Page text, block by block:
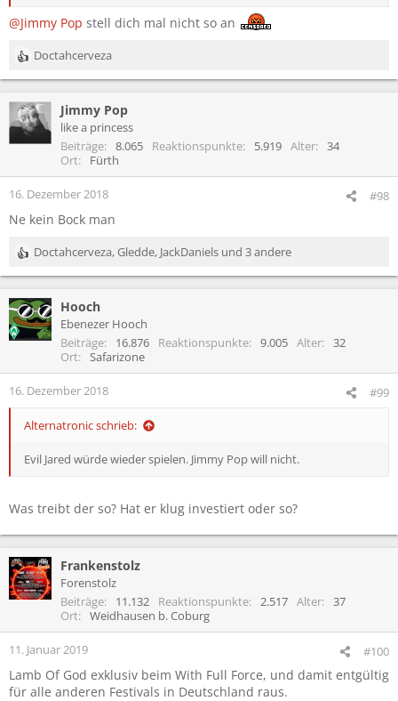
@Jimmy Pop stell dich mal nicht so an
R
e
k
t
i
n
e
:
Doctahcerveza
Jimmy Pop
like a princess
Beiträge
8.065 Reaktionspunkte 5.919 Alter
34
Ort
Fürth
16. Dezember 2018 #98
Ne kein Bock man
R
e
k
t
i
n
e
Doctahcerveza,Gledde, JackDaniels und 3 andere
Hooch
Ebenezer Hooch
Beiträge
16.876 Reaktionspunkte 9.005 Alter
32
Ort
Safarizone
16. Dezember 2018 #99
Alternatronic schrieb:
Evil Jared würde wieder spielen. Jimmy Pop will nicht.
Was treibt der so? Hat er klug investiert oder so?
Frankenstolz
Forenstolz
Beiträge
11.132 Reaktionspunkte 2.517 Alter
37
Ort
Weidhausen b. Coburg
11. Januar 2019 #100
Lamb Of God exklusiv beim With Full Force, und damit entgültig
für alle anderen Festivals in Deutschland raus.